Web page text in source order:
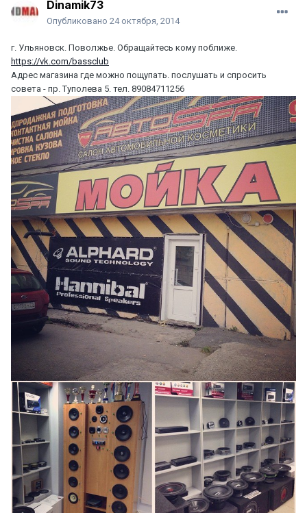
Dinamik73
Опубликовано 24 октября, 2014
г. Ульяновск. Поволжье. Обращайтесь кому поближе.
https://vk.com/bassclub
Адрес магазина где можно пощупать. послушать и спросить
совета - пр. Туполева 5. тел. 89084711256